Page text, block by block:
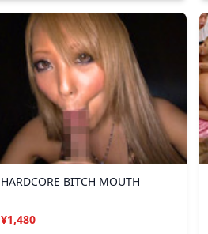
HARDCORE BITCH MOUTH
¥1,480